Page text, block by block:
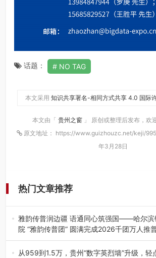
话题： NO TAG
本文采用 知识共享署名-相同方式共享 4.0 国际
本文由「 贵州之窗 」 原创或整理后发布，欢
原文地址： https://www.guizhouzc.net/keji/
年3月28日
热门文章推荐
雅韵传普润边疆 语通同心筑强国——哈尔滨
院 “雅韵传普团” 圆满完成2026千团万人推
为扎实推进2026“千团万人推普强国行”大
践，牢牢紧扣 “雅韵传普…
从959到1.5万，贵州“数字英烈墙”升级，轻